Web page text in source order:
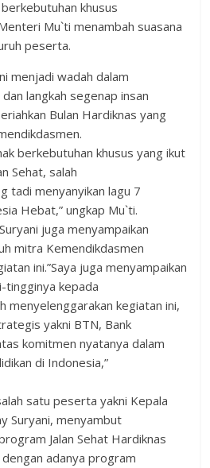
khusus
Mu`ti menambah suasana
peserta.
menjadi wadah dalam
langkah segenap insan
Bulan Hardiknas yang
berkebutuhan khusus yang ikut
Sehat, salah
tadi menyanyikan lagu 7
Hebat,” ungkap Mu`ti.
juga menyampaikan
mitra Kemendikdasmen
ini.”Saya juga menyampaikan
tingginya kepada
menyelenggarakan kegiatan ini,
yakni BTN, Bank
komitmen nyatanya dalam
di Indonesia,”
satu peserta yakni Kepala
Suryani, menyambut
Jalan Sehat Hardiknas
adanya program